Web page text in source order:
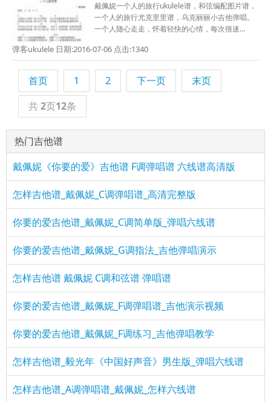
戴佩妮一个人的旅行ukulele谱，和弦编配图片谱，
一个人的旅行尤克里里谱，乌克丽丽小吉他弹唱。
一个人随心走走，怀着轻快的心情，每次很迷...
弹客ukulele 日期:2016-07-06 点击:1340
首页 1 2 下一页
末页
共2页12条
热门吉他谱
戴佩妮《你要的爱》吉他谱 F调弹唱谱 六线谱高清版
怎样吉他谱_戴佩妮_C调弹唱谱_高清完整版
你要的爱吉他谱_戴佩妮_C调简单版_弹唱六线谱
你要的爱吉他谱_戴佩妮_G调指法_吉他弹唱演示
怎样吉他谱 戴佩妮 C调和弦谱 弹唱谱
你要的爱吉他谱_戴佩妮_F调弹唱谱_吉他演示视频
你要的爱吉他谱_戴佩妮_F调练习_吉他弹唱教学
怎样吉他谱_毅光年《中国好声音》男生版_弹唱六线谱
怎样吉他谱_A调弹唱谱_戴佩妮_怎样六线谱